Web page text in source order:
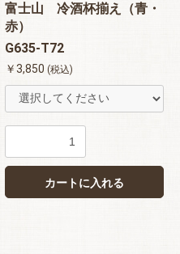
富士山 冷酒杯揃え（青・
赤）
G635-T72
￥3,850 (税込)
カートに入れる